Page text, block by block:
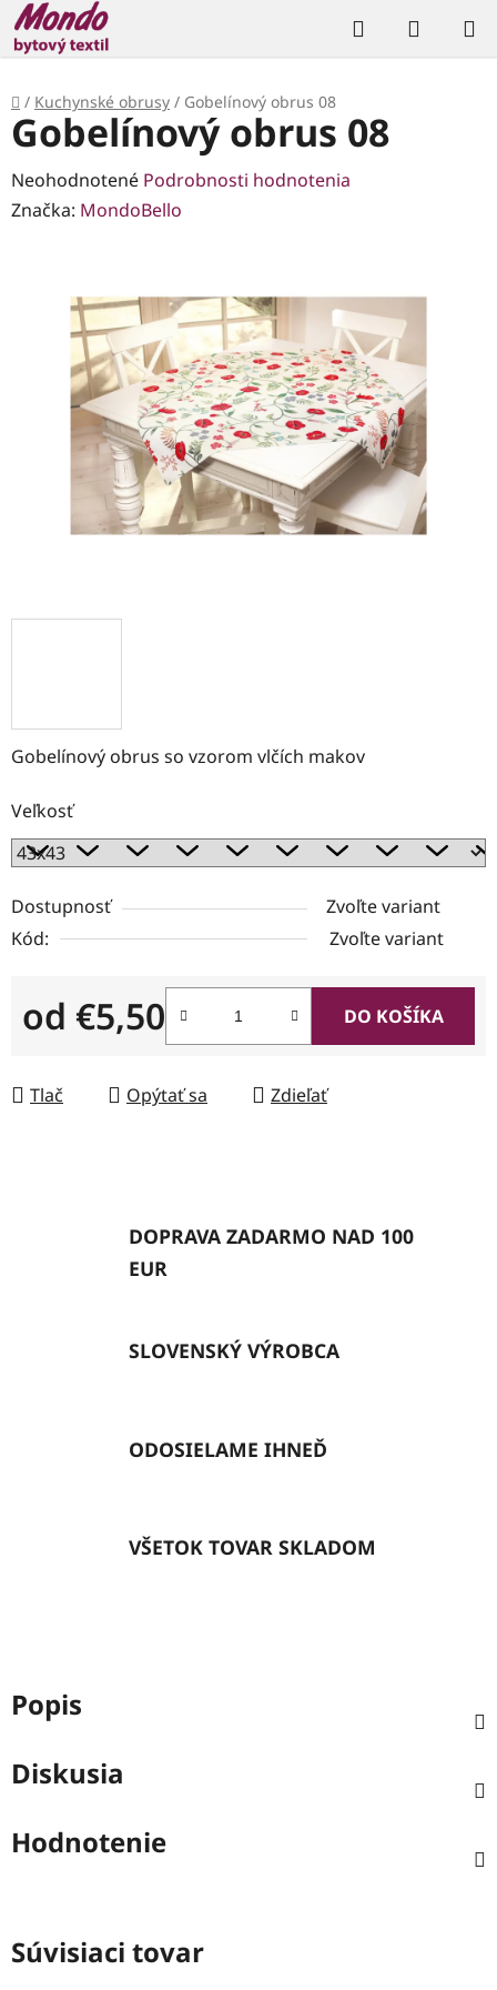
Prejsť
na
obsah
Hľadať
KOŠÍK
Domov
/ Kuchynské obrusy / Gobelínový obrus 08
Gobelínový obrus so vzorom vlčích makov
Veľkosť
Dostupnosť
Zvoľte variant
Kód:
Zvoľte variant
od €5,50 DO KOŠÍKA
Tlač Opýtať sa Zdieľať
Gobelínový obrus 08
Priemerné
hodnotenie
hviezdičiek.
Neohodnotené Podrobnosti hodnotenia
Značka: MondoBello
DOPRAVA ZADARMO NAD 100
EUR
SLOVENSKÝ VÝROBCA
ODOSIELAME IHNEĎ
VŠETOK TOVAR SKLADOM
Popis
Diskusia
Hodnotenie
Súvisiaci tovar